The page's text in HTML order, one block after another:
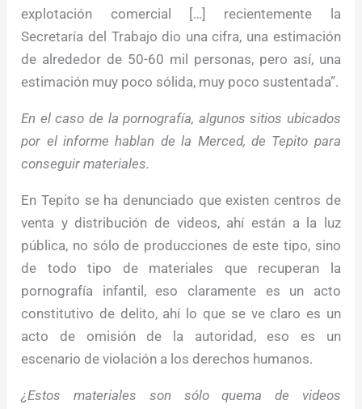
explotación comercial […] recientemente la
Secretaría del Trabajo dio una cifra, una estimación
de alrededor de 50-60 mil personas, pero así, una
estimación muy poco sólida, muy poco sustentada”.
En el caso de la pornografía, algunos sitios ubicados
por el informe hablan de la Merced, de Tepito para
conseguir materiales.
En Tepito se ha denunciado que existen centros de
venta y distribución de videos, ahí están a la luz
pública, no sólo de producciones de este tipo, sino
de todo tipo de materiales que recuperan la
pornografía infantil, eso claramente es un acto
constitutivo de delito, ahí lo que se ve claro es un
acto de omisión de la autoridad, eso es un
escenario de violación a los derechos humanos.
¿Estos materiales son sólo quema de videos